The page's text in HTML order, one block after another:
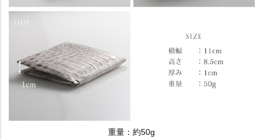
重量：約50g